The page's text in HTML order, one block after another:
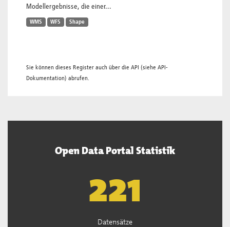
Modellergebnisse, die einer...
WMS WFS Shape
Sie können dieses Register auch über die API (siehe API-
Dokumentation) abrufen.
Open Data Portal Statistik
222
Datensätze